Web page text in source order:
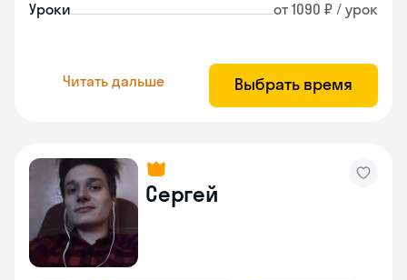
Уроки от 1090 ₽ / урок
Читать дальше Выбрать время
Сергей